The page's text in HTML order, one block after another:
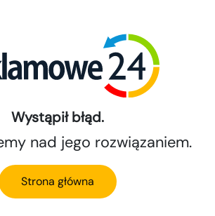
Wystąpił błąd.
nad jego rozwiązaniem.
Strona główna